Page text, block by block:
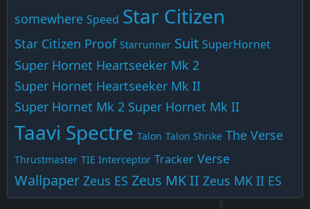
somewhere Speed Star Citizen
Star Citizen Proof Starrunner Suit SuperHornet
Super Hornet Heartseeker Mk 2
Super Hornet Heartseeker Mk II
Super Hornet Mk 2 Super Hornet Mk II
Taavi Spectre Talon Talon Shrike The Verse
Thrustmaster TIE Interceptor Tracker Verse
Wallpaper Zeus ES Zeus MK II Zeus MK II ES